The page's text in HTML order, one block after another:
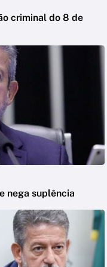
criminal do 8 de
nega suplência